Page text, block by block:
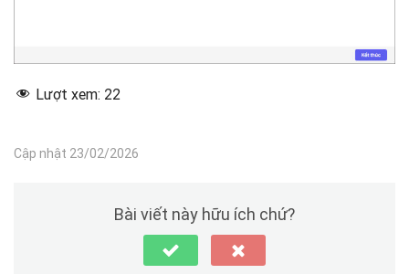
Lượt xem: 22
Cập nhật 23/02/2026
Bài viết này hữu ích chứ?